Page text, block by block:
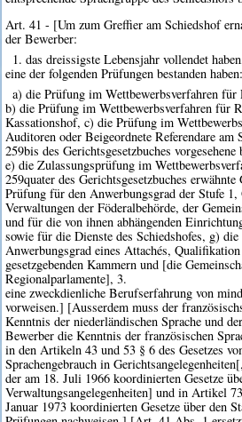
Art. 41 - [Um zum Greffier am Schiedshof
der Bewerber:
1. das dreissigste Lebensjahr vollendet
eine der folgenden Prüfungen bestanden haben:
a) die Prüfung im Wettbewerbsverfahren für
b) die Prüfung im Wettbewerbsverfahren für
Kassationshof, c) die Prüfung im
Auditoren oder Beigeordnete Referendare
259bis des Gerichtsgesetzbuches
e) die Zulassungsprüfung im
259quater des Gerichtsgesetzbuches
Prüfung für den Anwerbungsgrad der Stufe
Verwaltungen der Föderalbehörde, der
und für die von ihnen abhängenden
sowie für die Dienste des Schiedshofes, g)
Anwerbungsgrad eines Attachés,
gesetzgebenden Kammern und [die
Regionalparlamente], 3.
eine zweckdienliche Berufserfahrung von
vorweisen.] [Ausserdem muss der
Kenntnis der niederländischen Sprache und
Bewerber die Kenntnis der französischen
in den Artikeln 43 und 53 § 6 des Gesetzes
Sprachengebrauch in
der am 18. Juli 1966 koordinierten Gesetze
Verwaltungsangelegenheiten] und in Artikel
Januar 1973 koordinierten Gesetze über den